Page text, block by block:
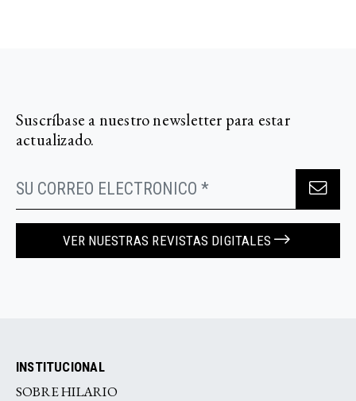
Suscríbase a nuestro newsletter para estar
actualizado.
VER NUESTRAS REVISTAS DIGITALES
INSTITUCIONAL
SOBRE HILARIO